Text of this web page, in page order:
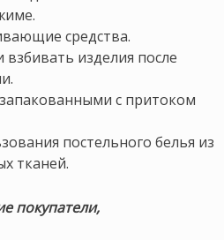
средства.
взбивать изделия после
с притоком
постельного белья из
тканей.
покупатели,